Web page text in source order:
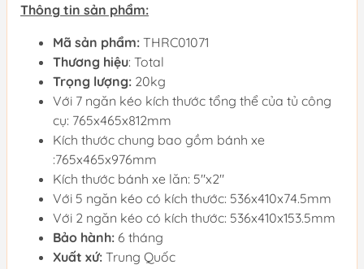
Thông tin sản phẩm:
Mã sản phẩm: THRC01071
Thương hiệu: Total
Trọng lượng: 20kg
Với 7 ngăn kéo kích thước tổng thể của tủ công
cụ: 765x465x812mm
Kích thước chung bao gồm bánh xe
:765x465x976mm
Kích thước bánh xe lăn: 5"x2"
Với 5 ngăn kéo có kích thước: 536x410x74.5mm
Với 2 ngăn kéo có kích thước: 536x410x153.5mm
Bảo hành: 6 tháng
Xuất xứ: Trung Quốc